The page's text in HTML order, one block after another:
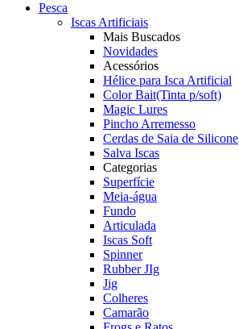
Pesca
Iscas Artificiais
Mais Buscados
Novidades
Acessórios
Hélice para Isca Artificial
Color Bait(Tinta p/soft)
Magic Lures
Pincho Arremesso
Cerdas de Saia de Silicone
Salva Iscas
Categorias
Superfície
Meia-água
Fundo
Articulada
Iscas Soft
Spinner
Rubber JIg
Jig
Colheres
Camarão